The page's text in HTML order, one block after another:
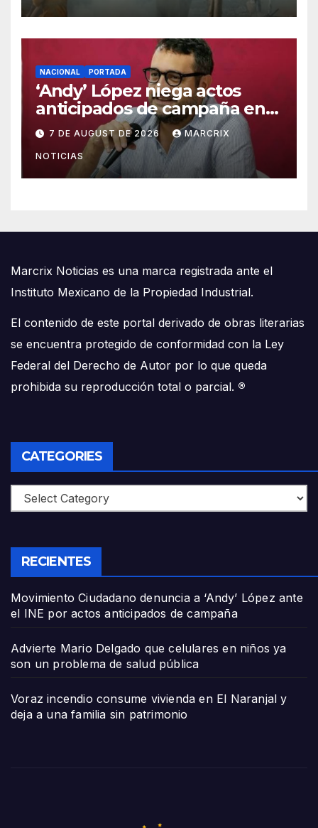
NACIONAL PORTADA
‘Andy’ López niega actos
anticipados de campaña en
Tabasco
7 DE AUGUST DE 2026 MARCRIX
NOTICIAS
Marcrix Noticias es una marca registrada ante el
Instituto Mexicano de la Propiedad Industrial.
El contenido de este portal derivado de obras literarias
se encuentra protegido de conformidad con la Ley
Federal del Derecho de Autor por lo que queda
prohibida su reproducción total o parcial. ®
CATEGORIES
Categories
RECIENTES
Movimiento Ciudadano denuncia a ‘Andy’ López ante
el INE por actos anticipados de campaña
Advierte Mario Delgado que celulares en niños ya
son un problema de salud pública
Voraz incendio consume vivienda en El Naranjal y
deja a una familia sin patrimonio